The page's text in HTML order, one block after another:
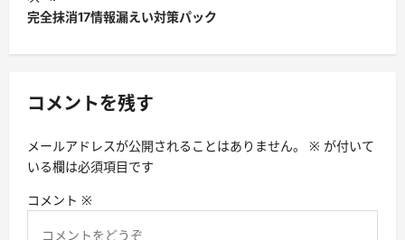
ビ
シ
ン
完全抹消17情報漏えい対策パック
コメントを残す
メールアドレスが公開されることはありません。 ※ が付いて
いる欄は必須項目です
コメント ※